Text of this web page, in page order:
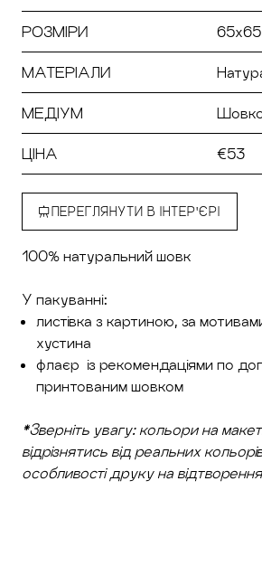
РОЗМІРИ
МАТЕРІАЛИ
МЕДІУМ
ЦІНА €53
ПЕРЕГЛЯНУТИ В ІНТЕР'ЄРІ
100% натуральний шовк
У пакуванні:
листівка з картиною, за
хустина
флаєр із рекомендаціями по
принтованим шовком
*Зверніть увагу: кольори на
відрізнятись від реальних
особливості друку на відтворення